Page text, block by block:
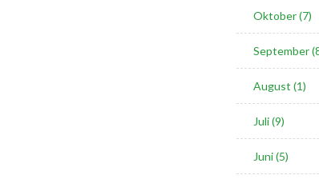
Oktober (7)
September
August (1)
Juli (9)
Juni (5)